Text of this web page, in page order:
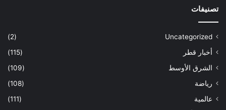
تصنيفات
Uncategorized
(2)
أخبار قطر
(115)
الشرق الأوسط
(109)
رياضة
(108)
عالمية
(111)